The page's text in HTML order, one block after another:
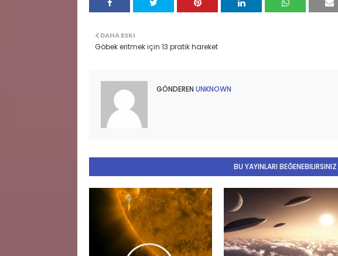
DAHA ESKI
Göbek eritmek için 13 pratik hareket
GÖNDEREN UNKNOWN
BU YAYINLARI BEĞENEBILIRSINIZ